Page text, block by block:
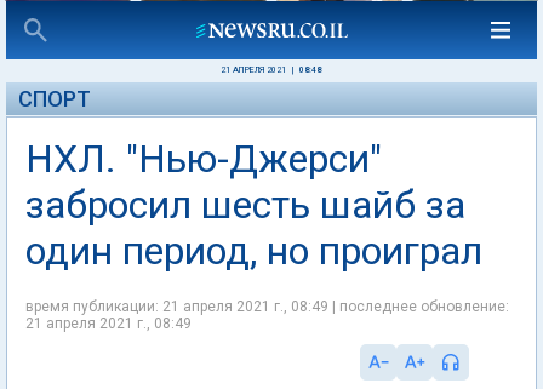
21 АПРЕЛЯ 2021 08:48
СПОРТ
НХЛ. "Нью-Джерси"
забросил шесть шайб за
один период, но проиграл
время публикации: 21 апреля 2021 г., 08:49 | последнее обновление:
21 апреля 2021 г., 08:49